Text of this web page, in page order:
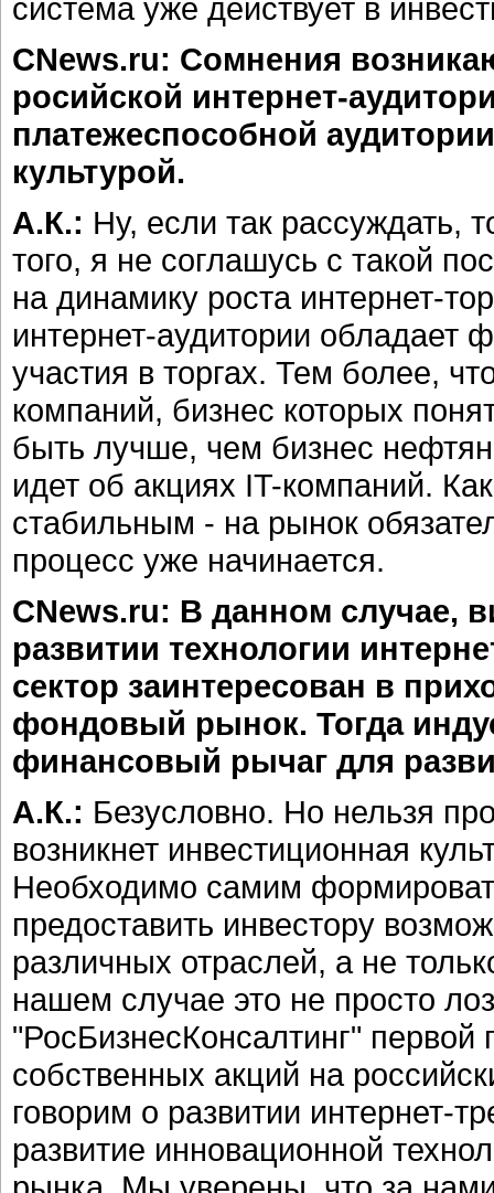
система уже действует в
CNews.ru: Сомнения
росийской интернет-
платежеспособной
культурой.
А.К.: Ну, если так рассуждать,
того, я не соглашусь с такой
на динамику роста интернет-
интернет-аудитории
участия в торгах. Тем более,
компаний, бизнес которых
быть лучше, чем бизнес
идет об акциях IT-компаний.
стабильным - на рынок
процесс уже начинается.
CNews.ru: В данном случае,
развитии технологии
сектор заинтересован в
фондовый рынок. Тогда
финансовый рычаг для
А.К.: Безусловно. Но нельзя
возникнет инвестиционная
Необходимо самим
предоставить инвестору
различных отраслей, а не
нашем случае это не просто
"РосБизнесКонсалтинг"
собственных акций на
говорим о развитии интернет-
развитие инновационной